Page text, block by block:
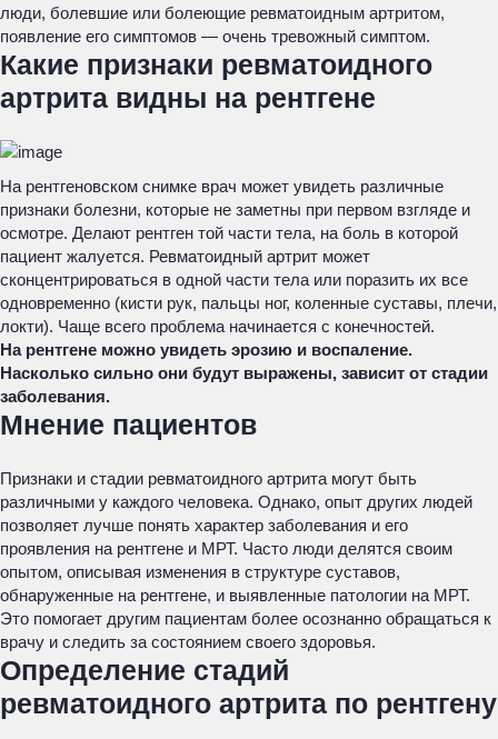
люди, болевшие или болеющие ревматоидным артритом,
появление его симптомов — очень тревожный симптом.
Какие признаки ревматоидного
артрита видны на рентгене
На рентгеновском снимке врач может увидеть различные
признаки болезни, которые не заметны при первом взгляде и
осмотре. Делают рентген той части тела, на боль в которой
пациент жалуется. Ревматоидный артрит может
сконцентрироваться в одной части тела или поразить их все
одновременно (кисти рук, пальцы ног, коленные суставы, плечи,
локти). Чаще всего проблема начинается с конечностей.
На рентгене можно увидеть эрозию и воспаление.
Насколько сильно они будут выражены, зависит от стадии
заболевания.
Мнение пациентов
Признаки и стадии ревматоидного артрита могут быть
различными у каждого человека. Однако, опыт других людей
позволяет лучше понять характер заболевания и его
проявления на рентгене и МРТ. Часто люди делятся своим
опытом, описывая изменения в структуре суставов,
обнаруженные на рентгене, и выявленные патологии на МРТ.
Это помогает другим пациентам более осознанно обращаться к
врачу и следить за состоянием своего здоровья.
Определение стадий
ревматоидного артрита по рентгену